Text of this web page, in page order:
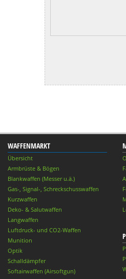
WAFFENMARKT
Übersicht
Armbrüste & Bögen
Blankwaffen (Messer u.ä.)
Gas-, Signal-, Schreckschusswaffen
Kurzwaffen
Deko- & Salutwaffen
Langwaffen
Luftdruck- und CO2-Waffen
Munition
Optik
Schalldämpfer
Softairwaffen (Airsoftgun)